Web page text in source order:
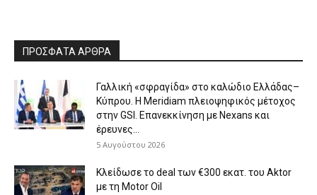
ΠΡΟΣΦΑΤΑ ΑΡΘΡΑ
Γαλλική «σφραγίδα» στο καλώδιο Ελλάδας–
Κύπρου. Η Meridiam πλειοψηφικός μέτοχος
στην GSI. Επανεκκίνηση με Nexans και
έρευνες...
5 Αυγούστου 2026
Κλείδωσε το deal των €300 εκατ. του Aktor
με τη Μotor Oil